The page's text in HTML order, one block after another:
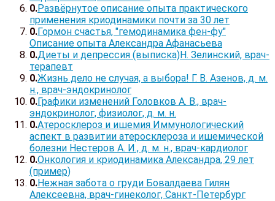
Развёрнутое описание опыта практического
применения криодинамики почти за 30 лет
Гормон счастья, "гемодинамика фен-фу"
Описание опыта Александра Афанасьева
Диеты и депрессия (выписка)Н. Зелинский, врач-
терапевт
Жизнь дело не случая, а выбора! Г. В. Азенов, д. м.
н., врач-эндокринолог
Графики изменений Головков А. В., врач-
эндокринолог, физиолог, д. м. н.
Атеросклероз и ишемия Иммунологический
аспект в развитии атеросклероза и ишемической
болезни Нестеров А. И., д. м. н., врач-кардиолог
Онкология и криодинамика Александра, 29 лет
(пример)
Нежная забота о груди Бовалдаева Гилян
Алексеевна, врач-гинеколог, Санкт-Петербург